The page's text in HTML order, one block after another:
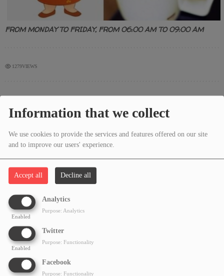
Information that we collect
We use cookies to provide the services and features offered on our site
and to improve our users' experience.
Accept all Decline all
Analytics
Enabled
Purpose: Analytics
Twitter
Enabled
Purpose: Functionality
Facebook
Purpose: Functionality
FROM MONDAY TO FRIDAY, FROM 06:00 AM TO 09:00 AM
1279VIEWS
Programledare:
Fredag
TID:ca:
Uppehåll sommar 24 - 34
Uppehåll jul 50-02
----------------------------------------------------------------------------------------------------------